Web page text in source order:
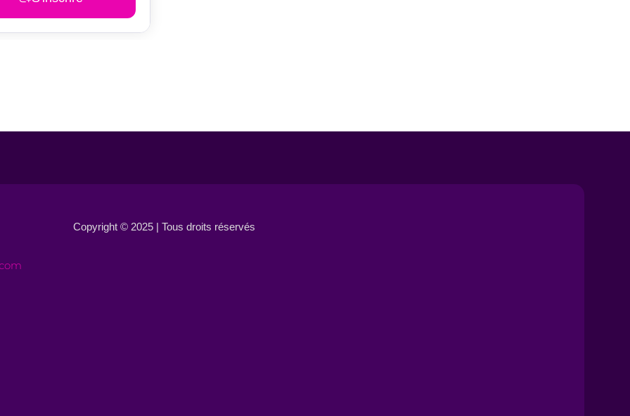
Copyright © 2025 | Tous droits réservés